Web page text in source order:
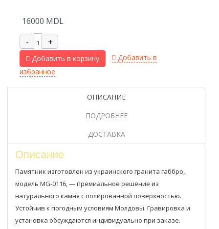
16000 MDL
Добавить в корзину
Добавить в
избранное
ОПИСАНИЕ
ПОДРОБНЕЕ
ДОСТАВКА
Описание
Памятник изготовлен из украинского гранита габбро,
модель MG-0116, — премиальное решение из
натурального камня с полированной поверхностью.
Устойчив к погодным условиям Молдовы. Гравировка и
установка обсуждаются индивидуально при заказе.